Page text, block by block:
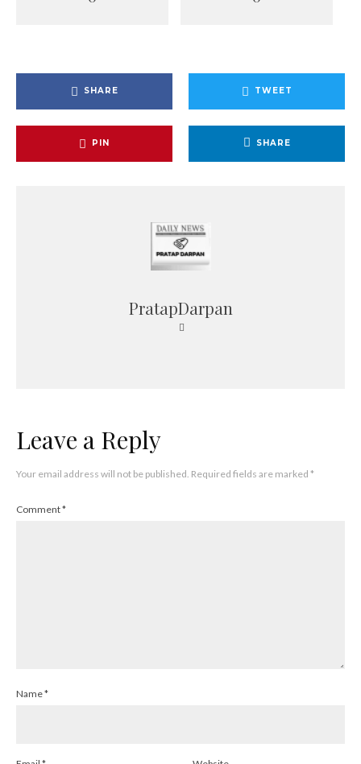
SHARE TWEET
PIN SHARE
PratapDarpan
Leave a Reply
Your email address will not be published. Required fields are marked *
Comment*
Name*